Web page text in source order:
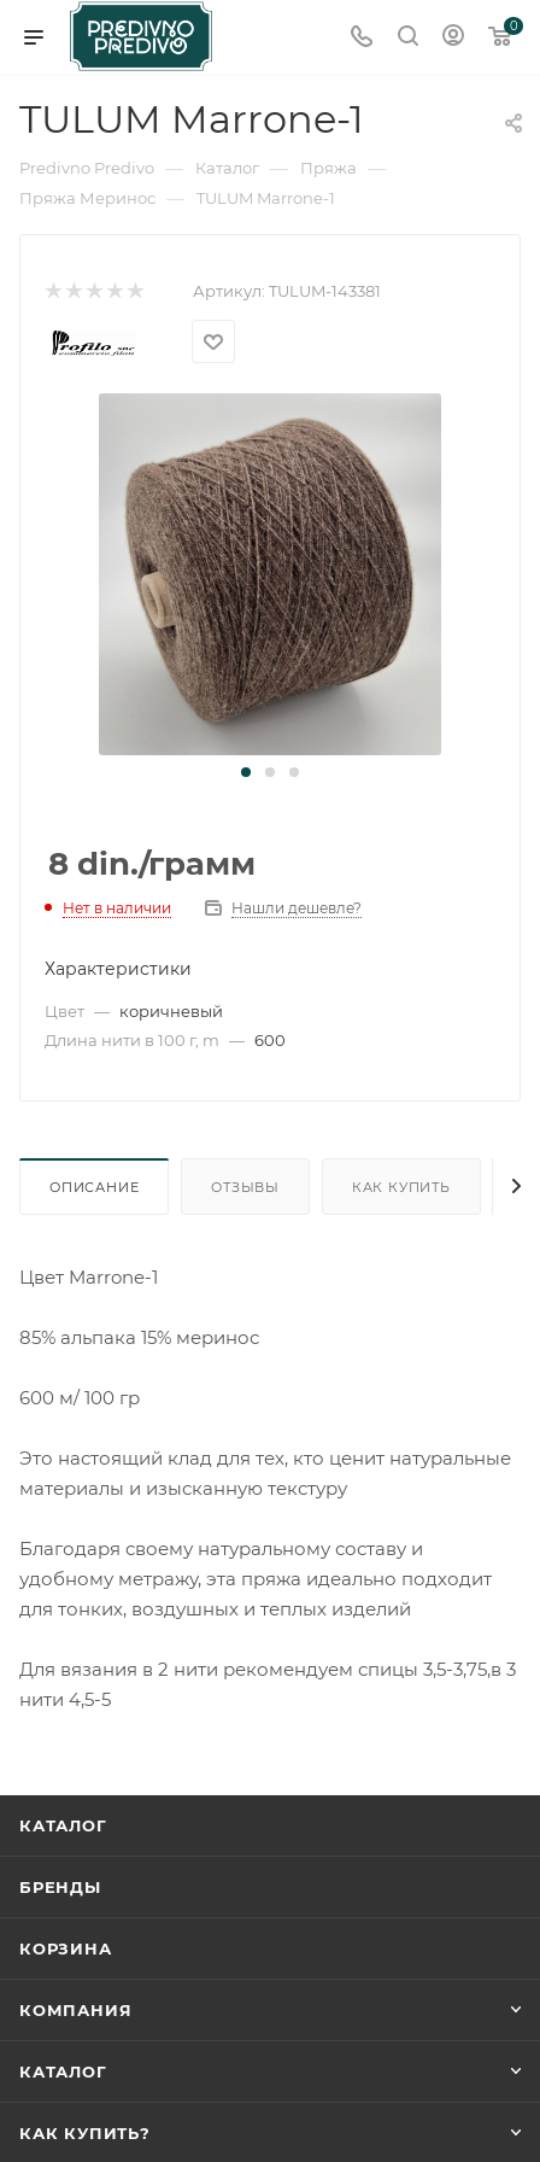
0
TULUM Marrone-1
Predivno Predivo — Каталог — Пряжа —
Пряжа Меринос — TULUM Marrone-1
Артикул: TULUM-143381
8 din./грамм
Нет в наличии Нашли дешевле?
Характеристики
Цвет — коричневый
Длина нити в 100 г, m — 600
ОПИСАНИЕ ОТЗЫВЫ КАК КУПИТЬ
Цвет Marrone-1
85% альпака 15% меринос
600 м/ 100 гр
Это настоящий клад для тех, кто ценит натуральные
материалы и изысканную текстуру
Благодаря своему натуральному составу и
удобному метражу, эта пряжа идеально подходит
для тонких, воздушных и теплых изделий
Для вязания в 2 нити рекомендуем спицы 3,5-3,75,в 3
нити 4,5-5
КАТАЛОГ
БРЕНДЫ
КОРЗИНА
КОМПАНИЯ
КАТАЛОГ
КАК КУПИТЬ?